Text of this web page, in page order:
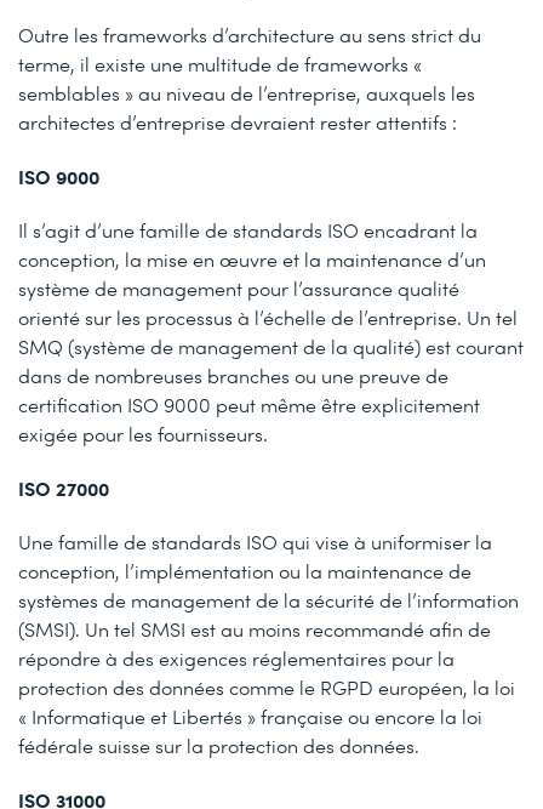
Outre les frameworks d’architecture au sens strict du
terme, il existe une multitude de frameworks «
semblables » au niveau de l’entreprise, auxquels les
architectes d’entreprise devraient rester attentifs :
ISO 9000
Il s’agit d’une famille de standards ISO encadrant la
conception, la mise en œuvre et la maintenance d’un
système de management pour l’assurance qualité
orienté sur les processus à l’échelle de l’entreprise. Un tel
SMQ (système de management de la qualité) est courant
dans de nombreuses branches ou une preuve de
certification ISO 9000 peut même être explicitement
exigée pour les fournisseurs.
ISO 27000
Une famille de standards ISO qui vise à uniformiser la
conception, l’implémentation ou la maintenance de
systèmes de management de la sécurité de l’information
(SMSI). Un tel SMSI est au moins recommandé afin de
répondre à des exigences réglementaires pour la
protection des données comme le RGPD européen, la loi
« Informatique et Libertés » française ou encore la loi
fédérale suisse sur la protection des données.
ISO 31000